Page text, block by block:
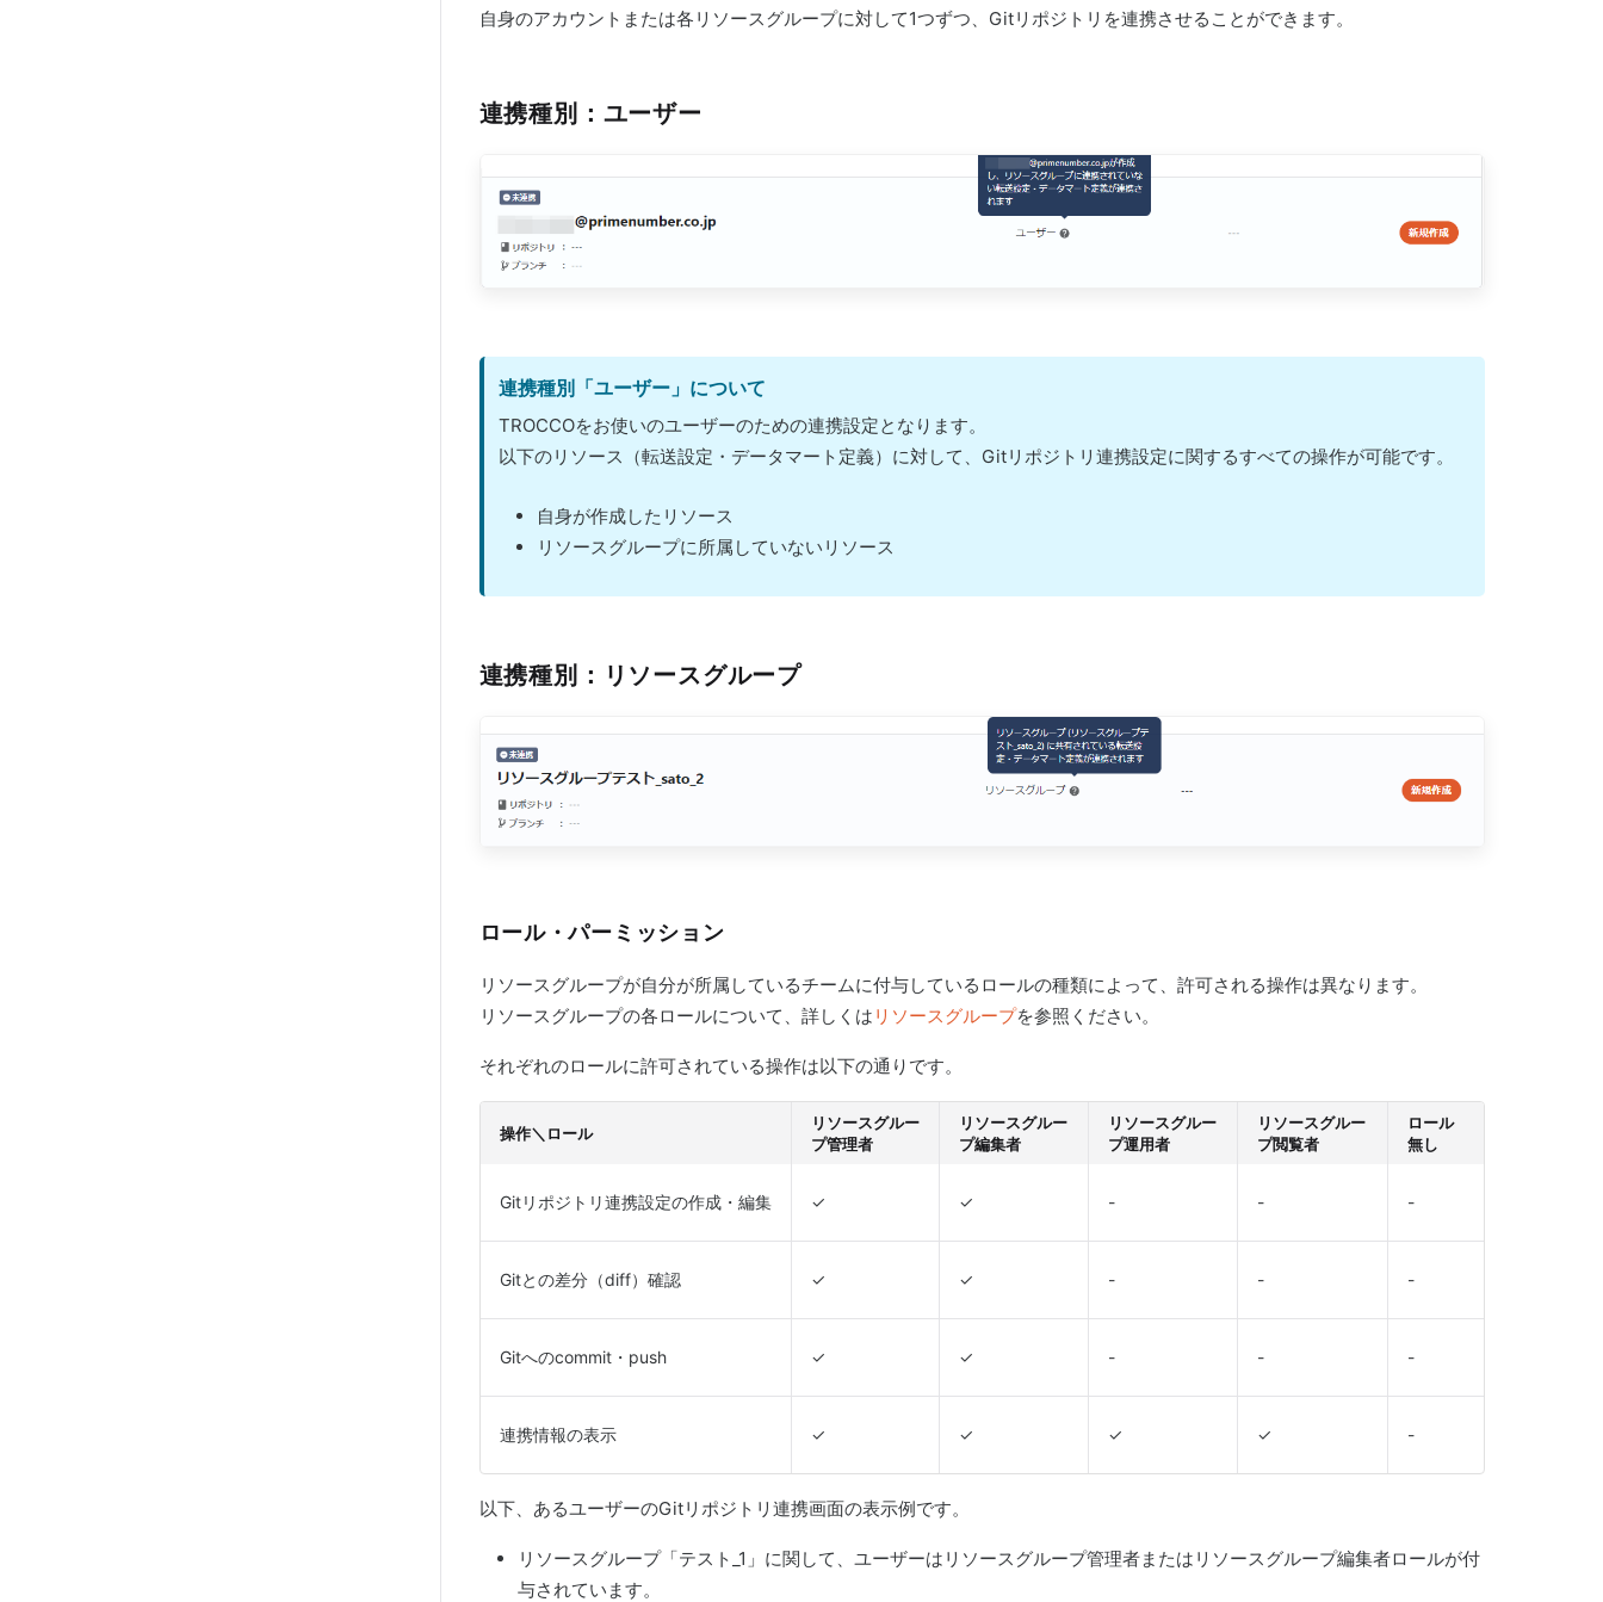
自身のアカウントまたは各リソースグループに対して1つずつ、Gitリポジトリを連携させることができます。
連携種別：ユーザー
連携種別「ユーザー」について
TROCCOをお使いのユーザーのための連携設定となります。
以下のリソース（転送設定・データマート定義）に対して、Gitリポジトリ連携設定に関するすべての操作が可能です。
自身が作成したリソース
リソースグループに所属していないリソース
連携種別：リソースグループ
ロール・パーミッション
リソースグループが自分が所属しているチームに付与しているロールの種類によって、許可される操作は異なります。
リソースグループの各ロールについて、詳しくは リソースグループを参照ください。
それぞれのロールに許可されている操作は以下の通りです。
操作＼ロール
リソースグルー
プ管理者
リソースグルー
プ編集者
リソースグルー
プ運用者
リソースグルー
プ閲覧者
ロール
無し
Gitリポジトリ連携設定の作成・編集 ✓ ✓ - - -
Gitとの差分（diff）確認 ✓ ✓ - - -
Gitへのcommit・push ✓ ✓ - - -
連携情報の表示 ✓ ✓ ✓ ✓ -
以下、あるユーザーのGitリポジトリ連携画面の表示例です。
リソースグループ「テスト_1」に関して、ユーザーはリソースグループ管理者またはリソースグループ編集者ロールが付
与されています。